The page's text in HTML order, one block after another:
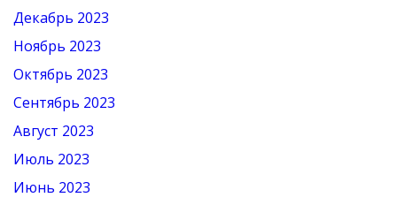
Декабрь 2023
Ноябрь 2023
Октябрь 2023
Сентябрь 2023
Август 2023
Июль 2023
Июнь 2023